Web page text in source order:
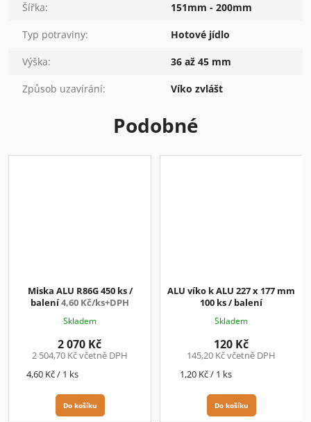
Šířka: 151mm - 200mm
Typ potraviny: Hotové jídlo
Výška: 36 až 45 mm
Způsob uzavírání: Víko zvlášt
Podobné
Miska ALU R86G 450 ks /
balení4,60 Kč/ks+DPH
Skladem
2 504,70 Kč včetně DPH
2 070 Kč
Měrná
4,60 Kč / 1 ks
Do košíku
ALU víko k ALU 227 x 177 mm
100 ks / balení
Skladem
145,20 Kč včetně DPH
120 Kč
Měrná
1,20 Kč / 1 ks
Do košíku